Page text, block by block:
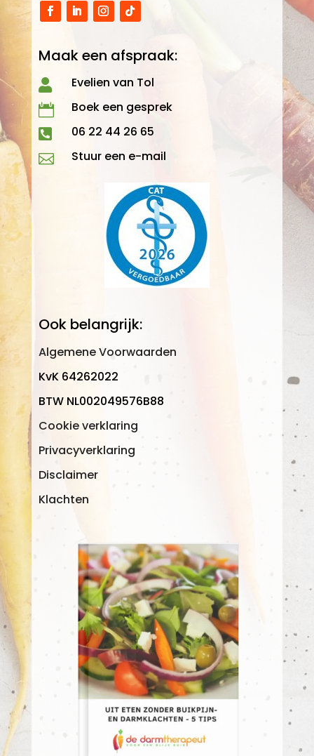
Maak een afspraak:
 Evelien van Tol
 Boek een gesprek
 06 22 44 26 65
 Stuur een e-mail
Ook belangrijk:
Algemene Voorwaarden
KvK 64262022
BTW NL002049576B88
Cookie verklaring
Privacyverklaring
Disclaimer
Klachten